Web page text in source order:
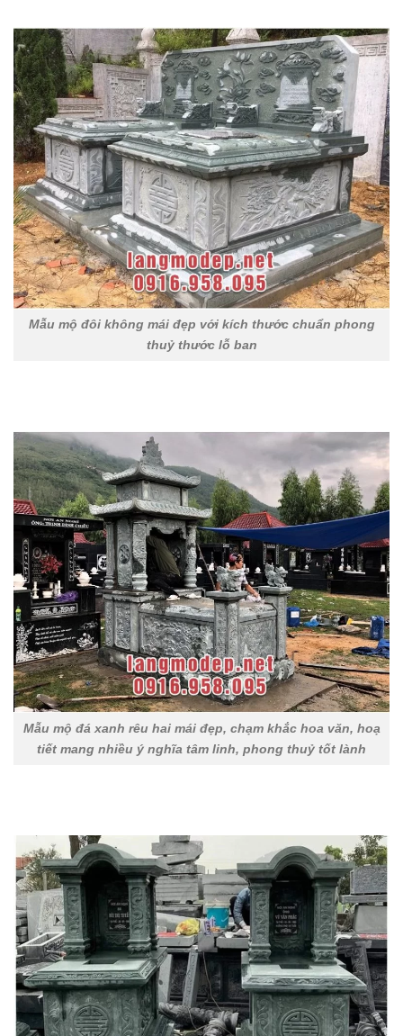
Mẫu mộ đôi không mái đẹp với kích thước chuẩn phong
thuỷ thước lỗ ban
Mẫu mộ đá xanh rêu hai mái đẹp, chạm khắc hoa văn, hoạ
tiết mang nhiều ý nghĩa tâm linh, phong thuỷ tốt lành